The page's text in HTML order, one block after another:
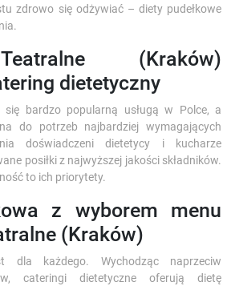
zdrowo się odżywiać – diety pudełkowe
(Kraków)
dietetyczny
się bardzo popularną usługą w Polce, a
do potrzeb najbardziej wymagających
doświadczeni dietetycy i kucharze
posiłki z najwyższej jakości składników.
to ich priorytety.
z wyborem menu
(Kraków)
każdego. Wychodząc naprzeciw
cateringi dietetyczne oferują dietę